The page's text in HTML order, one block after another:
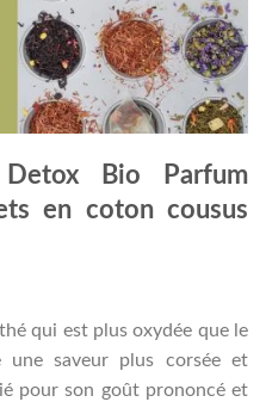
Bio Parfum
en coton cousus
qui est plus oxydée que le
saveur plus corsée et
pour son goût prononcé et